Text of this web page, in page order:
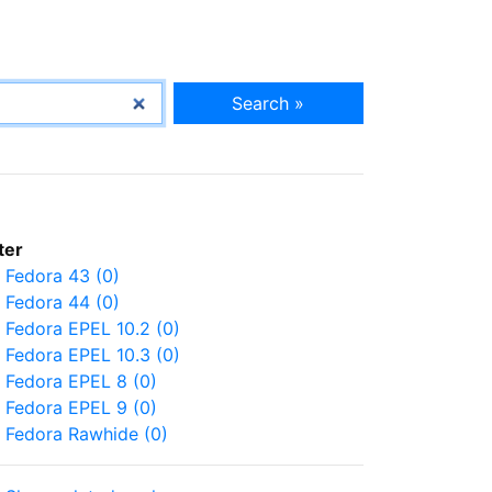
Search »
Fedora 43 (0)
Fedora 44 (0)
Fedora EPEL 10.2 (0)
Fedora EPEL 10.3 (0)
Fedora EPEL 8 (0)
Fedora EPEL 9 (0)
Fedora Rawhide (0)